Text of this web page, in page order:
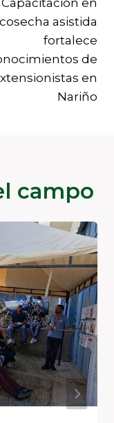
cosecha asistida
fortalece
de
en
Nariño
campo